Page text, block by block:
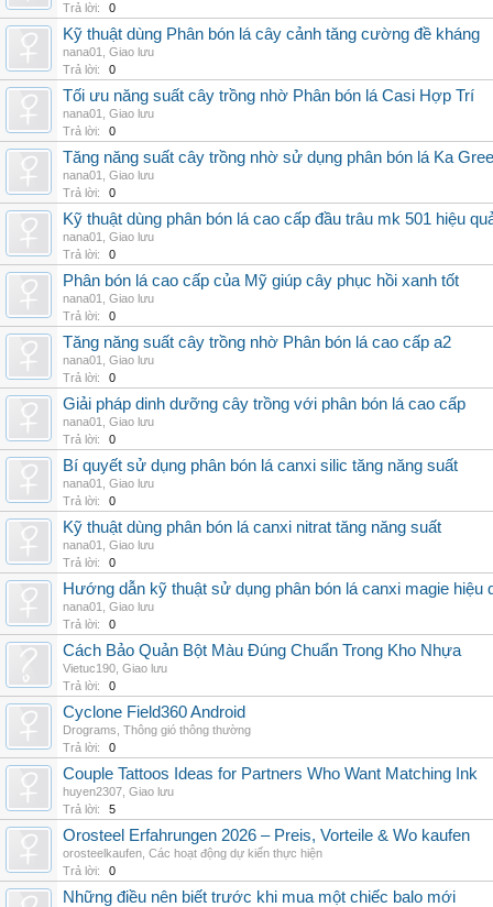
Trả lời:
0
Kỹ thuật dùng Phân bón lá cây cảnh tăng cường đề kháng
nana01
Giao lưu
Trả lời:
0
Tối ưu năng suất cây trồng nhờ Phân bón lá Casi Hợp Trí
nana01
Giao lưu
Trả lời:
0
Tăng năng suất cây trồng nhờ sử dụng phân bón lá Ka
nana01
Giao lưu
Trả lời:
0
Kỹ thuật dùng phân bón lá cao cấp đầu trâu mk 501 hiệu
nana01
Giao lưu
Trả lời:
0
Phân bón lá cao cấp của Mỹ giúp cây phục hồi xanh tốt
nana01
Giao lưu
Trả lời:
0
Tăng năng suất cây trồng nhờ Phân bón lá cao cấp a2
nana01
Giao lưu
Trả lời:
0
Giải pháp dinh dưỡng cây trồng với phân bón lá cao cấp
nana01
Giao lưu
Trả lời:
0
Bí quyết sử dụng phân bón lá canxi silic tăng năng suất
nana01
Giao lưu
Trả lời:
0
Kỹ thuật dùng phân bón lá canxi nitrat tăng năng suất
nana01
Giao lưu
Trả lời:
0
Hướng dẫn kỹ thuật sử dụng phân bón lá canxi magie hiệu
nana01
Giao lưu
Trả lời:
0
Cách Bảo Quản Bột Màu Đúng Chuẩn Trong Kho Nhựa
Vietuc190 Giao lưu
Trả lời:
0
Cyclone Field360 Android
Drograms Thông gió thông thường
Trả lời:
0
Couple Tattoos Ideas for Partners Who Want Matching Ink
huyen2307 Giao lưu
Trả lời:
5
Orosteel Erfahrungen 2026 – Preis, Vorteile & Wo kaufen
orosteelkaufen Các hoạt động dự kiến thực hiện
Trả lời:
0
Những điều nên biết trước khi mua một chiếc balo mới